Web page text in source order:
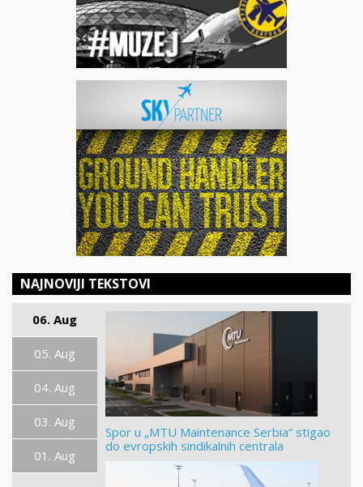
NAJNOVIJI TEKSTOVI
06. Aug
05. Aug
04. Aug
03. Aug
01. Aug
Spor u „MTU Maintenance Serbia“ stigao
do evropskih sindikalnih centrala